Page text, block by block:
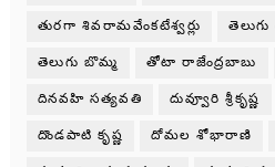
తురగా శివరామవేంకటేశ్వర్లు
తెలుగు బొమ్మ తోటా రాజేంద్రబాబు
దినవహి సత్యవతి దువ్వూరి శ్రీకృష్ణ
దొండపాటి కృష్ణ దోమల శోభారాణి